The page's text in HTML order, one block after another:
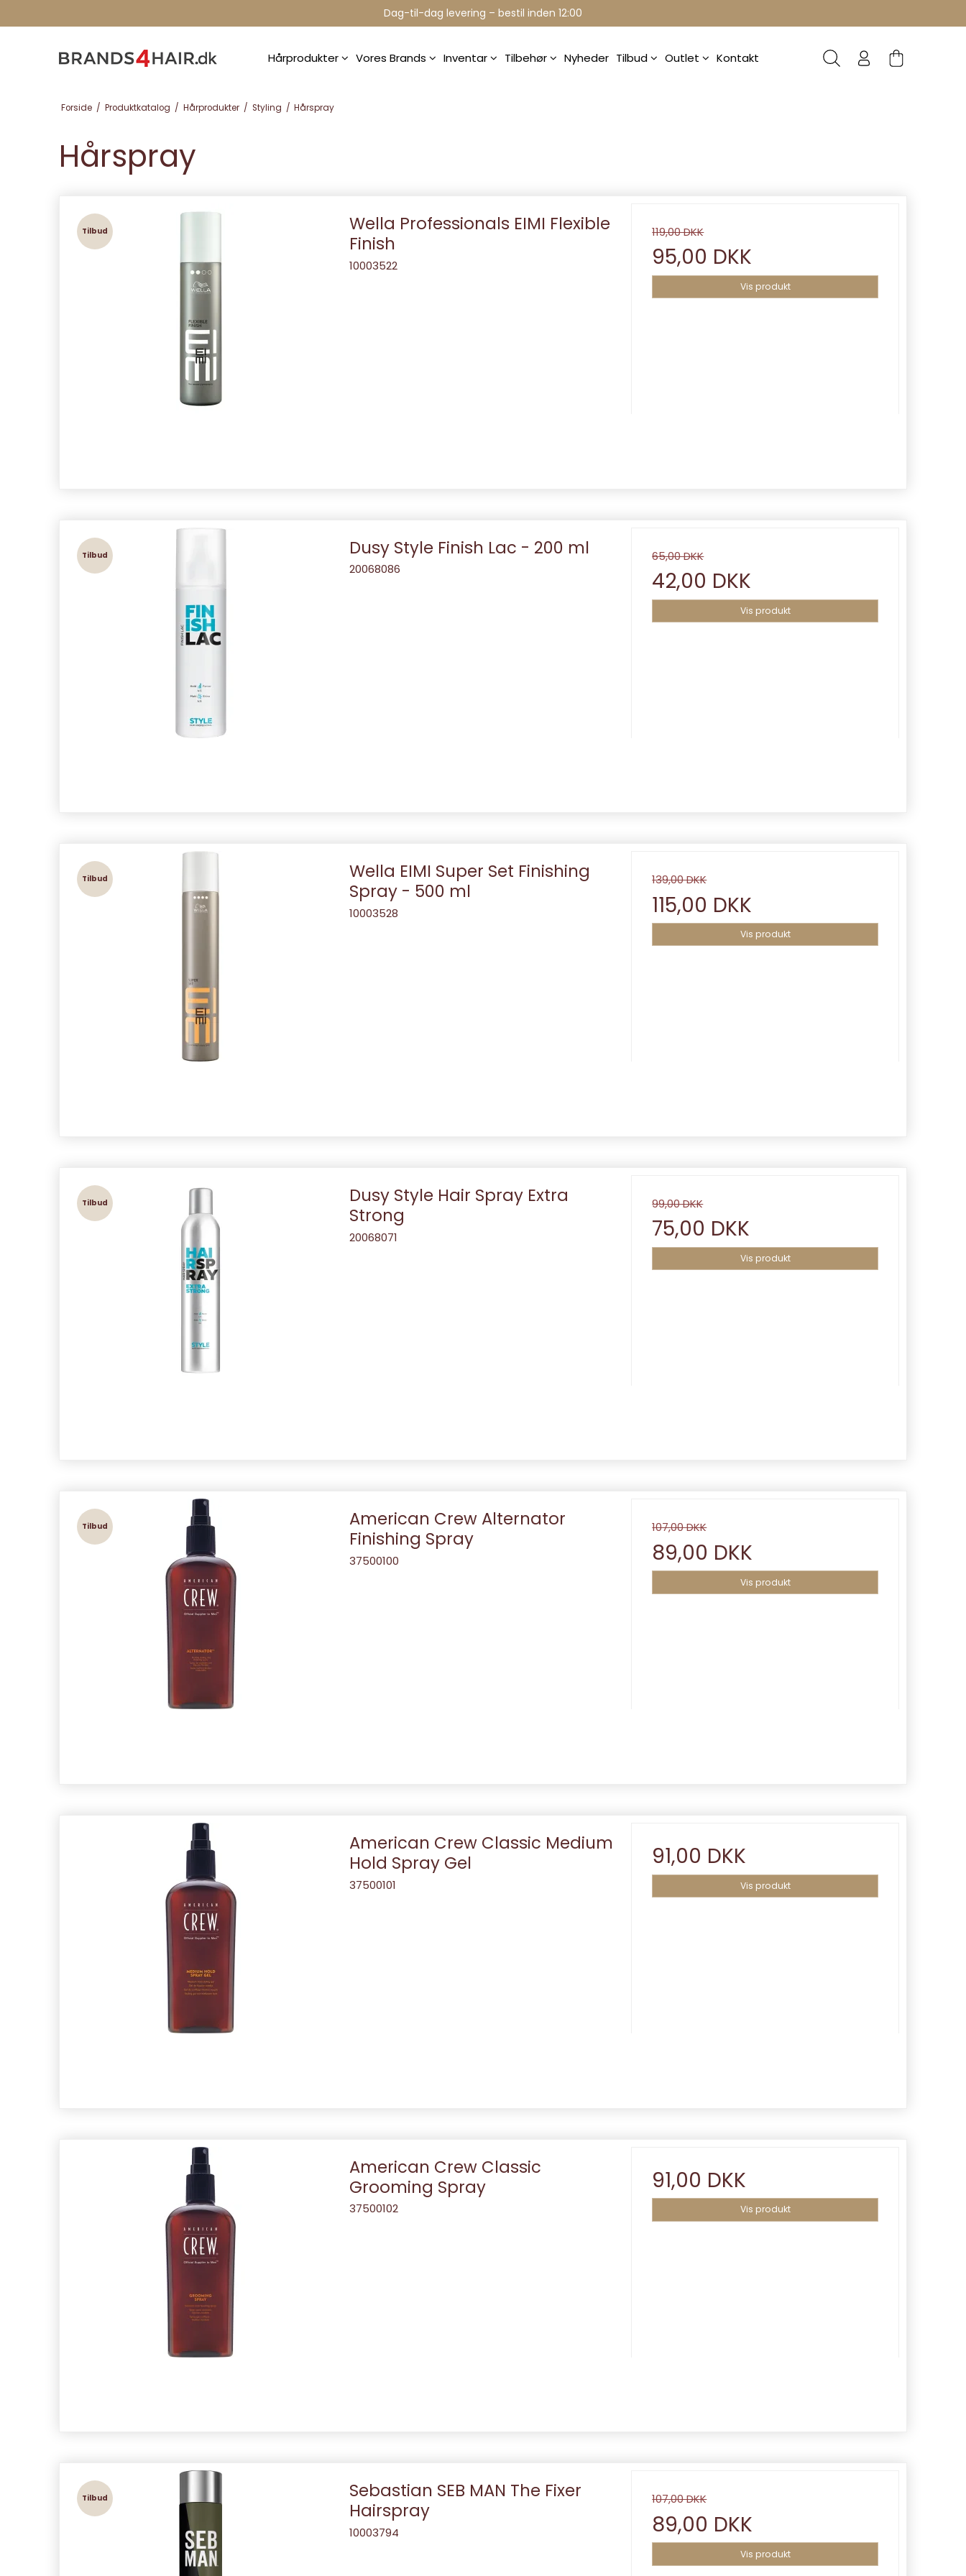
Dag-til-dag levering – bestil inden 12:00
Professionelle brands - over 15 års erfaring
Hårprodukter Vores Brands Inventar Tilbehør Nyheder Tilbud Outlet Kontakt
Forside / Produktkatalog / Hårprodukter / Styling / Hårspray
Hårspray
Tilbud
Wella Professionals EIMI Flexible
Finish
10003522
119,00 DKK
95,00 DKK
Vis produkt
Tilbud Dusy Style Finish Lac - 200 ml
20068086
65,00 DKK
42,00 DKK
Vis produkt
Tilbud
Wella EIMI Super Set Finishing
Spray - 500 ml
10003528
139,00 DKK
115,00 DKK
Vis produkt
Tilbud
Dusy Style Hair Spray Extra
Strong
20068071
99,00 DKK
75,00 DKK
Vis produkt
Tilbud
American Crew Alternator
Finishing Spray
37500100
107,00 DKK
89,00 DKK
Vis produkt
American Crew Classic Medium
Hold Spray Gel
37500101
91,00 DKK
Vis produkt
American Crew Classic
Grooming Spray
37500102
91,00 DKK
Vis produkt
Tilbud
Sebastian SEB MAN The Fixer
Hairspray
10003794
107,00 DKK
89,00 DKK
Vis produkt